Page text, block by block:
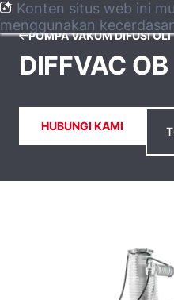
Konten situs web ini
menggunakan
POMPA VAKUM DIFUSI OLI
DIFFVAC OB
HUBUNGI KAMI